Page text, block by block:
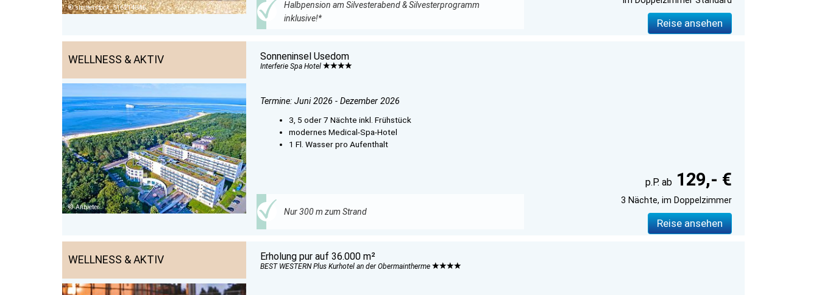
shutterstock_516214846
Halbpension am Silvesterabend & Silvesterprogramm
inklusive!*
Reise ansehen
WELLNESS & AKTIV
Anbieter
Sonneninsel Usedom
Interferie Spa Hotel
Termine: Juni 2026 - Dezember 2026
3, 5 oder 7 Nächte inkl. Frühstück
modernes Medical-Spa-Hotel
1 Fl. Wasser pro Aufenthalt
Nur 300 m zum Strand
129,- €
3 Nächte, im Doppelzimmer
Reise ansehen
WELLNESS & AKTIV Erholung pur auf 36.000 m²
BEST WESTERN Plus Kurhotel an der Obermaintherme